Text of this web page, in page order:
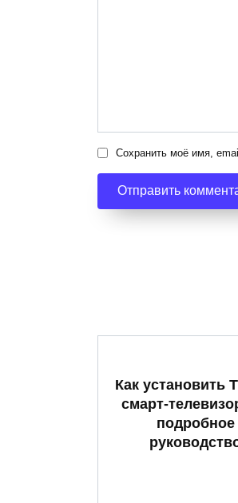
Сохранить моё имя,
Как установить
смарт-
подробное